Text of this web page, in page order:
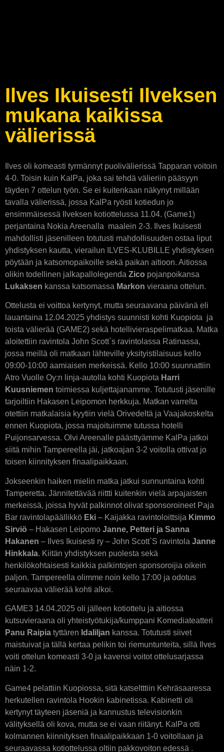
Ilves Ikuisesti Ilveksen
mukana kaikissa
välierissä
Ilves oli komeasti tyrmännyt puolivälierissä Tapparan voitoin
4-0. Toisin kuin KalPa, joka sai tehdä välieriin pääsyyn
täyden 7 ottelun työn. Se ei kuitenkaan näkynyt millään
tavalla välierissä, jossa KalPa ryösti kotiedun jo
ensimmäisessä Ilveksen kotiottelussa 11.04. (Game1)
perjantaina Nokia Areenalla maalein 2-3. Ilves Ikuisesti
mahdollisti jäsenilleen totutusti mahdollisuuden ostaa liput
yhdistyksen kautta, vierailun ILVES-KLUBILLE yhdistyksen
pöytään ja katsomopaikoille sekä paikan aitioon. Aitiossa
olikin todellinen jalkapallolegenda Zico pojanpoikansa
Lukaksen kanssa katsomassa Markon vieraana ottelun.
Ottelusta ei voittoa kertynyt, mutta seuraavana päivänä eli
lauantaina 12.04.2025 yhdistys suunnisti kohti Kuopiota ja
toista välierää (GAME2) sekä hotellivieraspelimatkaa. Matka
aloitettiin ravintola John Scott`s ravintolassa Ratinassa,
jossa meillä oli matkaan lähteville yksityistilaisuus kello
09:00-10:00 aamiaisen merkeissä. Kello 10:00 suunnattiin
Atro Vuolle Oy:n linja-autolla kohti Kuopiota Harri
Kuusniemen toimiessa kuljettajanamme. Totutusti jäsenille
tarjoiltiin Hakasen Leipomon herkkuja. Matkan varrelta
otettiin matkalaisia kyytiin vielä Orivedeltä ja Vaajakoskelta
ennen Kuopiota, jossa majoituimme tutussa hotelli
Puijonsarvessa. Olvi Areenalle päästtyämme KalPa jatkoi
siitä mihin Tampereella jäi, jatkoajan 3-2 voitolla ottivat jo
toisen kiinnityksen finaalipaikkaan.
Jokseenkin haiken mielin matka jatkui sunnuntaina kohti
Tamperetta. Jännitettävää riittti kuitenkin vielä arpajaisten
merkeissä, joissa hyvät palkinnot olivat sponsoroineet Paja
Bar ravintolapäällikkö Eki – Kaijakka ravintoloittsija Kimmo
Sirviö – Hakasen Leipomo Janne, Petteri ja Sanna
Hakanen – Ilves Ikuisesti ry – John Scott`S ravintola Janne
Hinkkala. Kiitän yhdistyksen puolesta sekä
henkilökohtaisesti kaikkia palkintojen sponsoroijia oikein
paljon. Tampereella olimme noin kello 17:00 ja odotus
seuraavaa välierää kohti alkoi.
GAME3 14.04.2025 oli jälleen kotiottelu ja aitiossa
kutsuvieraana oli yhteistyötukija/kumppani Komediateatteri
Panu Raipia tyttären Idaliljan kanssa. Totutusti siivet
maistuivat ja tällä kertaa pelikin toi riemuntunteita, sillä Ilves
voiti ottelun komeasti 3-0 ja kavensi voitot ottelusarjassa
näin 1-2.
Game4 pelattiin Kuopiossa, sitä katseltttiin Kehräsaaressa
herkutellen ravintola Hookin kabinetissa. Kabinetti oli
kertynyt täyteen jäseniä ja kannustus televisionkin
välityksellä oli kova, mutta se ei vaan riitänyt. KalPa otti
kolmannen kiinnityksen finaalipaikkaan 1-0 voitollaan ja
seuraavassa kotiottelussa oltiin pakkovoiton edessä .